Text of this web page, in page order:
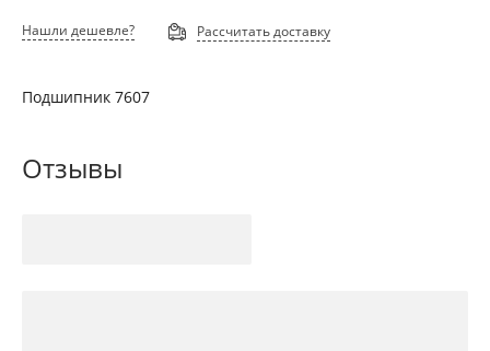
Нашли дешевле? Рассчитать доставку
Подшипник 7607
Отзывы